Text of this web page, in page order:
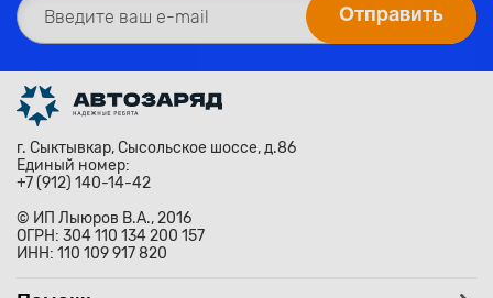
г. Сыктывкар, Сысольское шоссе, д.86
Единый номер:
+7 (912) 140-14-42
© ИП Лыюров В.А., 2016
ОГРН: 304 110 134 200 157
ИНН: 110 109 917 820